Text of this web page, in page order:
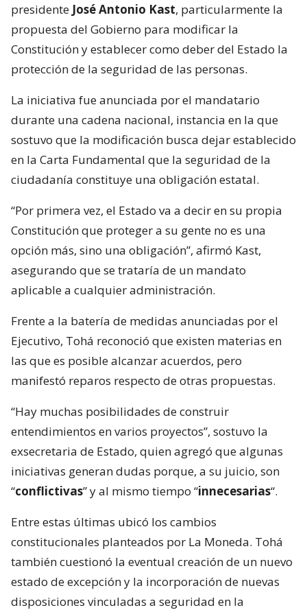
presidente José Antonio Kast, particularmente la
propuesta del Gobierno para modificar la
Constitución y establecer como deber del Estado la
protección de la seguridad de las personas.
La iniciativa fue anunciada por el mandatario
durante una cadena nacional, instancia en la que
sostuvo que la modificación busca dejar establecido
en la Carta Fundamental que la seguridad de la
ciudadanía constituye una obligación estatal.
“Por primera vez, el Estado va a decir en su propia
Constitución que proteger a su gente no es una
opción más, sino una obligación”, afirmó Kast,
asegurando que se trataría de un mandato
aplicable a cualquier administración.
Frente a la batería de medidas anunciadas por el
Ejecutivo, Tohá reconoció que existen materias en
las que es posible alcanzar acuerdos, pero
manifestó reparos respecto de otras propuestas.
“Hay muchas posibilidades de construir
entendimientos en varios proyectos”, sostuvo la
exsecretaria de Estado, quien agregó que algunas
iniciativas generan dudas porque, a su juicio, son
“conflictivas” y al mismo tiempo “innecesarias“.
Entre estas últimas ubicó los cambios
constitucionales planteados por La Moneda. Tohá
también cuestionó la eventual creación de un nuevo
estado de excepción y la incorporación de nuevas
disposiciones vinculadas a seguridad en la